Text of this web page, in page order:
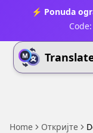
⚡ Ponuda
Code:
Home Откријте